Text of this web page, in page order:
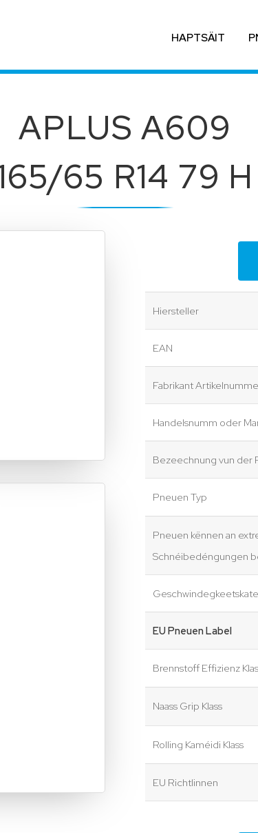
HAPTSÄIT
APLUS A609
65 R14 79 H
Hiersteller
EAN
Fabrikant
Handelsnumm oder
Bezeechnung vun der
Pneuen Typ
Pneuen kënnen an
Schnéibedéngungen
EU Pneuen Label
Brennstoff Effizienz
Naass Grip Klass
Rolling Kaméidi Klass
EU Richtlinnen